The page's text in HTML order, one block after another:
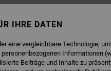
IHRE DATEN
eine vergleichbare Technologie,
Informationen
Beiträge und Inhalte zu